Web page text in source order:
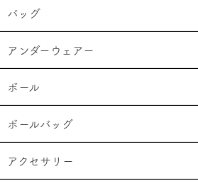
バッグ
アンダーウェアー
ボール
ボールバッグ
アクセサリー